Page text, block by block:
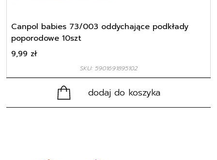
Canpol babies 73/003 oddychające podkłady
poporodowe 10szt
SKU: 5901691895102
9,99 zł
dodaj do koszyka